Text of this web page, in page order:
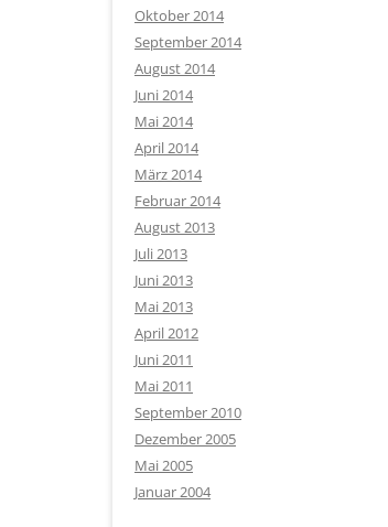
Oktober 2014
September 2014
August 2014
Juni 2014
Mai 2014
April 2014
März 2014
Februar 2014
August 2013
Juli 2013
Juni 2013
Mai 2013
April 2012
Juni 2011
Mai 2011
September 2010
Dezember 2005
Mai 2005
Januar 2004